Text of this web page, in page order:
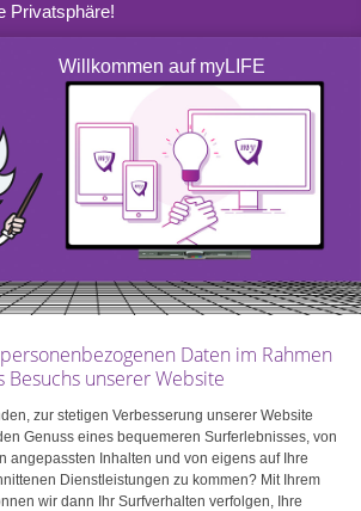
Privatsphäre!
Willkommen auf myLIFE
Daten im Rahmen
Besuchs unserer Website
zur stetigen Verbesserung unserer Website
Genuss eines bequemeren Surferlebnisses, von
angepassten Inhalten und von eigens auf Ihre
Dienstleistungen zu kommen? Mit Ihrem
wir dann Ihr Surfverhalten verfolgen, Ihre